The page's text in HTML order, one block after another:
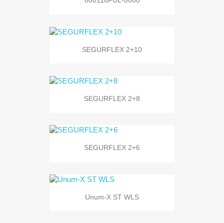
SEGURFLEX 2+10
SEGURFLEX 2+8
SEGURFLEX 2+6
Unum-X ST WLS